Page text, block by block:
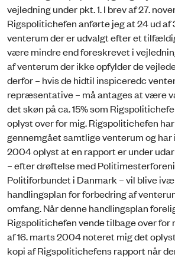
vejledning under pkt. 1. I brev af 27.
Rigspolitichefen anførte jeg at 24 ud af
venterum der er udvalgt efter et
være mindre end foreskrevet i
af venterum der ikke opfylder de
derfor – hvis de hidtil inspiceredc
repræsentative – må antages at være
det skøn på ca. 15% som
oplyst over for mig. Rigspolitichefen
gennemgået samtlige venterum og har
2004 oplyst at en rapport er under
– efter drøftelse med
Politiforbundet i Danmark – vil blive
handlingsplan for forbedring af
omfang. Når denne handlingsplan
Rigspolitichefen vende tilbage over for
af 16. marts 2004 noteret mig det
kopi af Rigspolitichefens rapport når